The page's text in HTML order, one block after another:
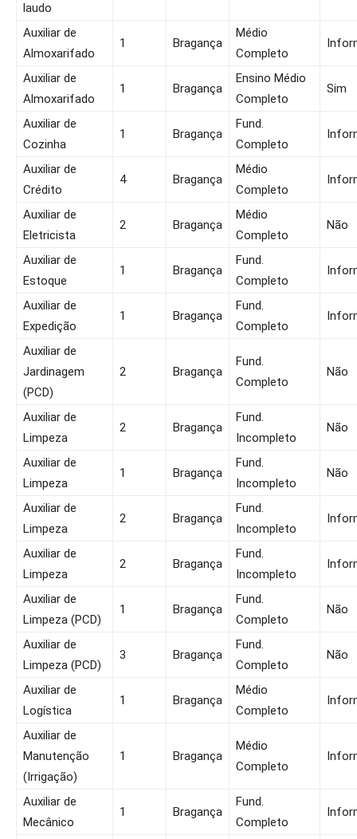
laudo
Auxiliar de
Almoxarifado
1 Bragança
Médio
Completo
Auxiliar de
Almoxarifado
1 Bragança
Ensino Médio
Completo
Sim
Auxiliar de
Cozinha
1 Bragança
Fund.
Completo
Auxiliar de
Crédito
4 Bragança
Médio
Completo
Auxiliar de
Eletricista
2 Bragança
Médio
Completo
Não
Auxiliar de
Estoque
1 Bragança
Fund.
Completo
Auxiliar de
Expedição
1 Bragança
Fund.
Completo
Auxiliar de
Jardinagem
(PCD)
2 Bragança
Fund.
Completo
Não
Auxiliar de
Limpeza
2 Bragança
Fund.
Incompleto
Não
Auxiliar de
Limpeza
1 Bragança
Fund.
Incompleto
Não
Auxiliar de
Limpeza
2 Bragança
Fund.
Incompleto
Auxiliar de
Limpeza
2 Bragança
Fund.
Incompleto
Auxiliar de
Limpeza (PCD)
1 Bragança
Fund.
Completo
Não
Auxiliar de
Limpeza (PCD)
3 Bragança
Fund.
Completo
Não
Auxiliar de
Logística
1 Bragança
Médio
Completo
Auxiliar de
Manutenção
(Irrigação)
1 Bragança
Médio
Completo
Auxiliar de
Mecânico
1 Bragança
Fund.
Completo